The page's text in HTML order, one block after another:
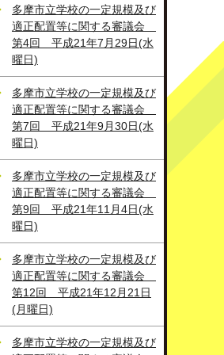
多摩市立学校の一定規模及び
適正配置等に関する審議会
第4回 平成21年7月29日(水
曜日)
多摩市立学校の一定規模及び
適正配置等に関する審議会
第7回 平成21年9月30日(水
曜日)
多摩市立学校の一定規模及び
適正配置等に関する審議会
第9回 平成21年11月4日(水
曜日)
多摩市立学校の一定規模及び
適正配置等に関する審議会
第12回 平成21年12月21日
(月曜日)
多摩市立学校の一定規模及び